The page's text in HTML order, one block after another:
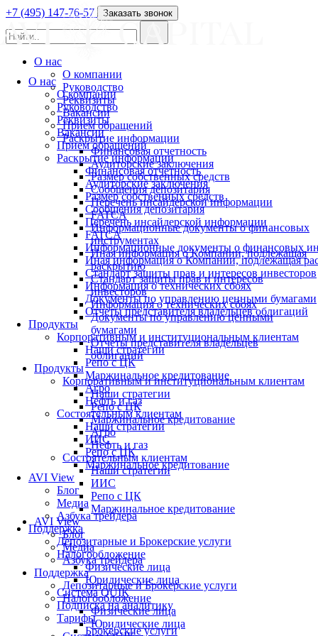
О нас
О компании
Руководство
Реквизиты
Вакансии
Прием обращений
Раскрытие информации
Финансовая отчетность
Аудиторские заключения
Размер собственных средств
Сообщения депозитария
Перечень инсайдерской информации
FATCA
Информационные документы о финансовых
Иная информация о Компании, подлежащая
Стандарт защиты прав и интересов инвесторов
Информация о технических сбоях
Документы по управлению ценными бумагами
Отчеты представителя владельцев облигаций
Продукты
Корпоративным и институциональным клиентам
Наши стратегии
Репо с ЦК
Маржинальное кредитование
Агро
Нефть и газ
Состоятельным клиентам
Наши стратегии
ИИС
Репо с ЦК
Маржинальное кредитование
AVI View
Блог
Медиа
Азбука трейдера
Поддержка
Депозитарные и Брокерские услуги
Налогообложение
Физические лица
Юридические лица
Система QUIK
Подписка на аналитику
Тарифы
Брокерские услуги
+7 (495) 147-76-57 Заказать звонок
О нас
О компании
Руководство
Реквизиты
Вакансии
Прием обращений
Раскрытие информации
Финансовая отчетность
Аудиторские заключения
Размер собственных средств
Сообщения депозитария
Перечень инсайдерской информации
FATCA
Информационные документы о финансовых
инструментах
Иная информация о Компании, подлежащая
раскрытию
Стандарт защиты прав и интересов
инвесторов
Информация о технических сбоях
Документы по управлению ценными
бумагами
Отчеты представителя владельцев
облигаций
Продукты
Корпоративным и институциональным клиентам
Наши стратегии
Репо с ЦК
Маржинальное кредитование
Агро
Нефть и газ
Состоятельным клиентам
Наши стратегии
ИИС
Репо с ЦК
Маржинальное кредитование
AVI View
Блог
Медиа
Азбука трейдера
Поддержка
Депозитарные и Брокерские услуги
Налогообложение
Физические лица
Юридические лица